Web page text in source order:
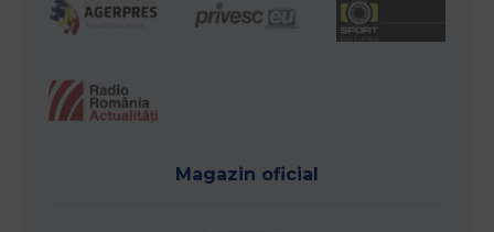
Magazin oficial